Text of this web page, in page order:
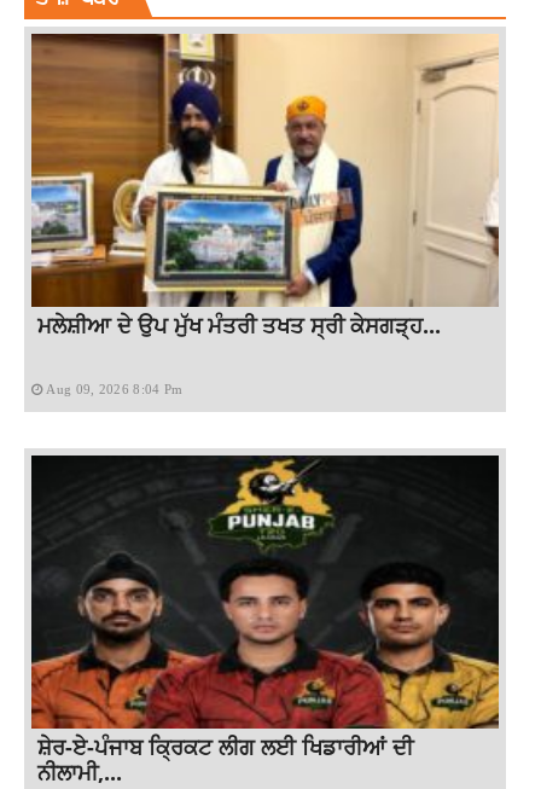
ਮਲੇਸ਼ੀਆ ਦੇ ਉਪ ਮੁੱਖ ਮੰਤਰੀ ਤਖਤ ਸ੍ਰੀ ਕੇਸਗੜ੍ਹ...
Aug 09, 2026 8:04 Pm
ਸ਼ੇਰ-ਏ-ਪੰਜਾਬ ਕ੍ਰਿਕਟ ਲੀਗ ਲਈ ਖਿਡਾਰੀਆਂ ਦੀ
ਨੀਲਾਮੀ,...